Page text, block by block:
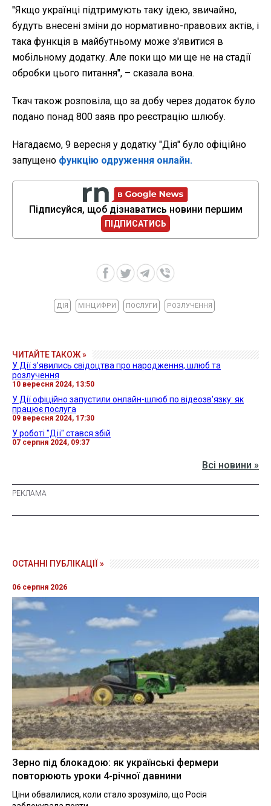
"Якщо українці підтримують таку ідею, звичайно,
будуть внесені зміни до нормативно-правових актів, і
така функція в майбутньому може з'явитися в
мобільному додатку. Але поки що ми ще не на стадії
обробки цього питання", – сказала вона.
Ткач також розповіла, що за добу через додаток було
подано понад 800 заяв про реєстрацію шлюбу.
Нагадаємо, 9 вересня у додатку "Дія" було офіційно
запущено функцію одруження онлайн.
Підписуйся, щоб дізнаватись новини першим
ПІДПИСАТИСЬ
ДІЯ МІНЦИФРИ ПОСЛУГИ РОЗЛУЧЕННЯ
ЧИТАЙТЕ ТАКОЖ »
У Дії з’явились свідоцтва про народження, шлюб та
розлучення
10 вересня 2024, 13:50
У Дії офіційно запустили онлайн-шлюб по відеозв'язку: як
працює послуга
09 вересня 2024, 17:30
У роботі "Дії" стався збій
07 серпня 2024, 09:37
Всі новини »
ОСТАННІ ПУБЛІКАЦІЇ »
06 серпня 2026
Зерно під блокадою: як українські фермери
повторюють уроки 4-річної давнини
Ціни обвалилися, коли стало зрозуміло, що Росія